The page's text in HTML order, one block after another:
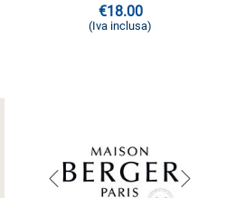
€18.00
(Iva inclusa)